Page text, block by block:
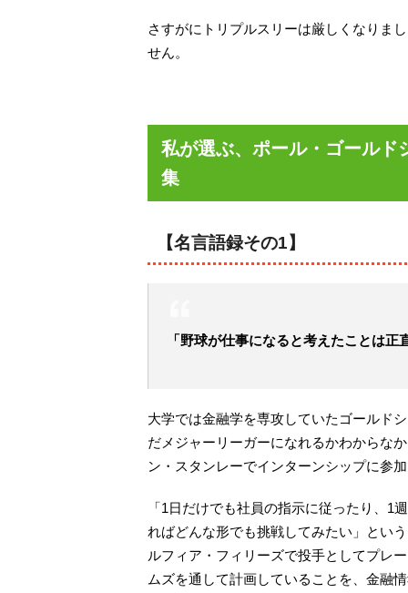
さすがにトリプルスリーは厳しくなりま
せん。
私が選ぶ、ポール・ゴールド
集
【名言語録その1】
「野球が仕事になると考えたことは正
大学では金融学を専攻していたゴールド
だメジャーリーガーになれるかわからな
ン・スタンレーでインターンシップに参
「1日だけでも社員の指示に従ったり、1
ればどんな形でも挑戦してみたい」とい
ルフィア・フィリーズで投手としてプレ
ムズを通して計画していることを、金融